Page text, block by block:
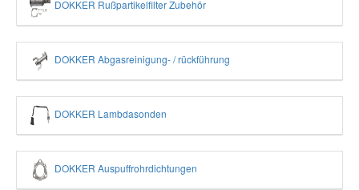
DOKKER Rußpartikelfilter Zubehör
DOKKER Abgasreinigung- / rückführung
DOKKER Lambdasonden
DOKKER Auspuffrohrdichtungen